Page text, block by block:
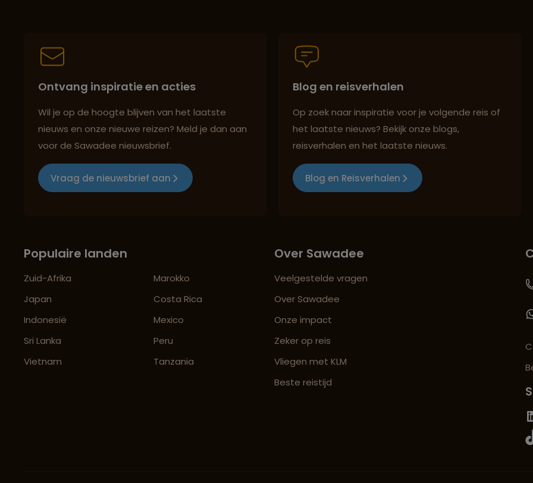
Ontvang inspiratie en acties
Wil je op de hoogte blijven van het laatste
nieuws en onze nieuwe reizen? Meld je dan aan
voor de Sawadee nieuwsbrief.
Vraag de nieuwsbrief aan
Blog en reisverhalen
Op zoek naar inspiratie voor je volgende reis of
het laatste nieuws? Bekijk onze blogs,
reisverhalen en het laatste nieuws.
Blog en Reisverhalen
Populaire landen
Zuid-Afrika
Japan
Indonesië
Sri Lanka
Vietnam
Marokko
Costa Rica
Mexico
Peru
Tanzania
Over Sawadee
Veelgestelde vragen
Over Sawadee
Onze impact
Zeker op reis
Vliegen met KLM
Beste reistijd